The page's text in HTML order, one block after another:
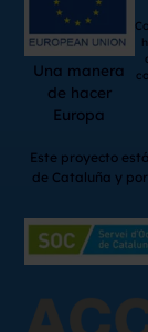
Una manera
de hacer
Europa
Este proyecto
de Cataluña y